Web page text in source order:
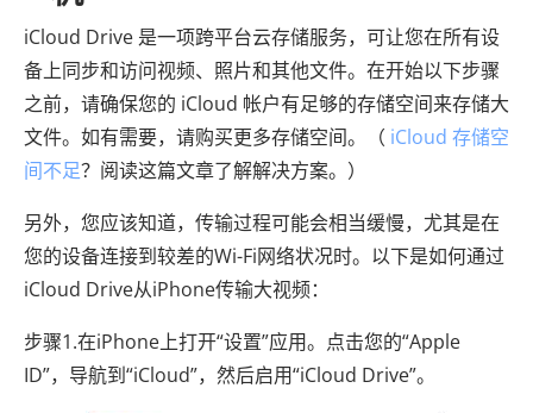
iCloud Drive 是一项跨平台云存储服务，可让您在所有设
备上同步和访问视频、照片和其他文件。在开始以下步骤
之前，请确保您的 iCloud 帐户有足够的存储空间来存储大
文件。如有需要，请购买更多存储空间。（ iCloud 存储空
间不足？阅读这篇文章了解解决方案。）
另外，您应该知道，传输过程可能会相当缓慢，尤其是在
您的设备连接到较差的Wi-Fi网络状况时。以下是如何通过
iCloud Drive从iPhone传输大视频：
步骤1.在iPhone上打开“设置”应用。点击您的“Apple
ID”，导航到“iCloud”，然后启用“iCloud Drive”。